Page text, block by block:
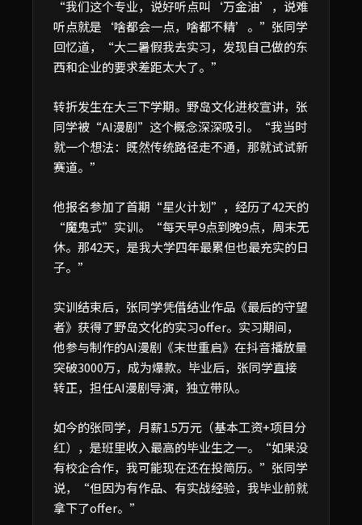
“我们这个专业，说好听点叫‘万金油’，说难
听点就是‘啥都会一点，啥都不精’。”张同学
回忆道，“大二暑假我去实习，发现自己做的东
西和企业的要求差距太大了。”
转折发生在大三下学期。野岛文化进校宣讲，张
同学被“AI漫剧”这个概念深深吸引。“我当时
就一个想法：既然传统路径走不通，那就试试新
赛道。”
他报名参加了首期“星火计划”，经历了42天的
“魔鬼式”实训。“每天早9点到晚9点，周末无
休。那42天，是我大学四年最累但也最充实的日
子。”
实训结束后，张同学凭借结业作品《最后的守望
者》获得了野岛文化的实习offer。实习期间，
他参与制作的AI漫剧《末世重启》在抖音播放量
突破3000万，成为爆款。毕业后，张同学直接
转正，担任AI漫剧导演，独立带队。
如今的张同学，月薪1.5万元（基本工资+项目分
红），是班里收入最高的毕业生之一。“如果没
有校企合作，我可能现在还在投简历。”张同学
说，“但因为有作品、有实战经验，我毕业前就
拿下了offer。”